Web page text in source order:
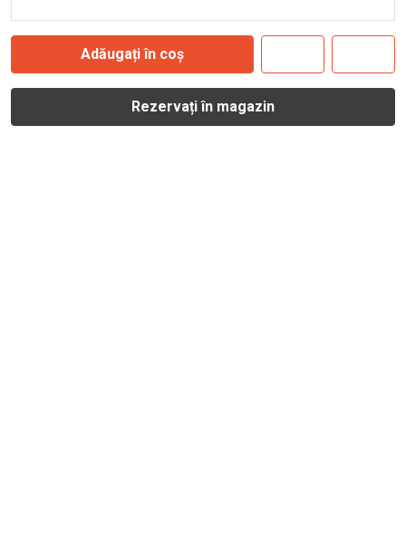
Adăugați în coș
Rezervați în magazin